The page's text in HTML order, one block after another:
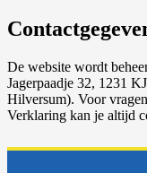
De website wordt
Jagerpaadje 32, 1231
Hilversum). Voor
Verklaring kan je altijd